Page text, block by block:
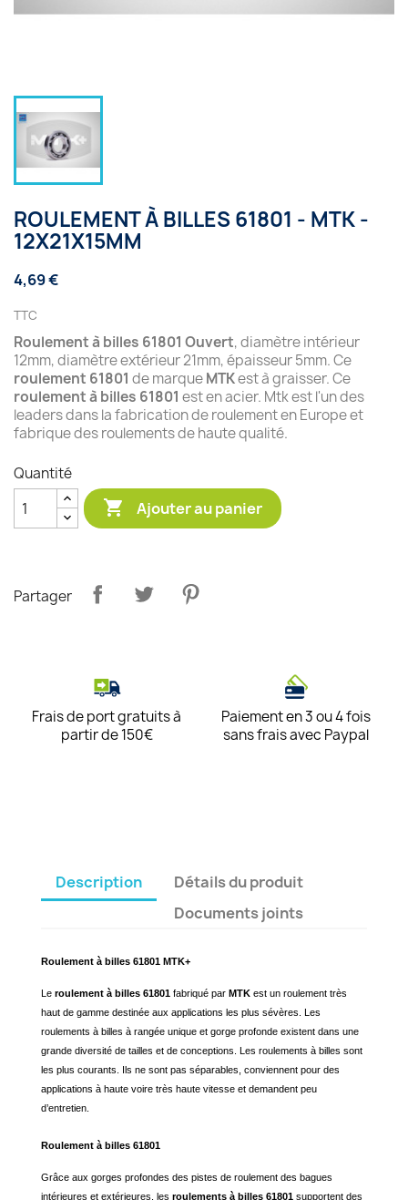
ROULEMENT À BILLES 61801 - MTK -
12X21X15MM
4,69 €
TTC
Roulement à billes 61801 Ouvert, diamètre intérieur
12mm, diamètre extérieur 21mm, épaisseur 5mm. Ce
roulement 61801 de marqueMTKest à graisser. Ce
roulement à billes 61801 est en acier. Mtk est l'un des
leaders dans la fabrication de roulement en Europe et
fabrique des roulements de haute qualité.
Quantité
 Ajouter au panier
Partager
Frais de port gratuits à
partir de 150€
Paiement en 3 ou 4 fois
sans frais avec Paypal
Description
Détails du produit
Documents joints
Roulement à billes 61801 MTK+
Le roulement à billes 61801 fabriqué par MTK est un roulement très
haut de gamme destinée aux applications les plus sévères. Les
roulements à billes à rangée unique et gorge profonde existent dans une
grande diversité de tailles et de conceptions. Les roulements à billes sont
les plus courants. Ils ne sont pas séparables, conviennent pour des
applications à haute voire très haute vitesse et demandent peu
d’entretien.
Roulement à billes 61801
Grâce aux gorges profondes des pistes de roulement des bagues
intérieures et extérieures, les roulements à billes 61801 supportent des